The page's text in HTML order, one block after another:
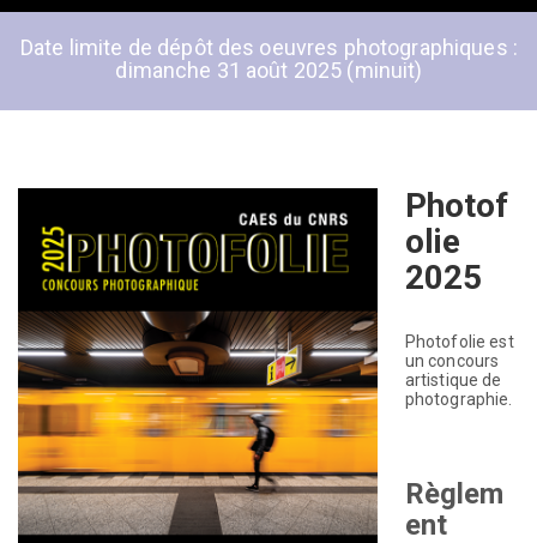
Date limite de dépôt des oeuvres photographiques :
dimanche 31 août 2025 (minuit)
Photof
olie
2025
Photofolie est
un concours
artistique de
photographie.
Règlem
ent